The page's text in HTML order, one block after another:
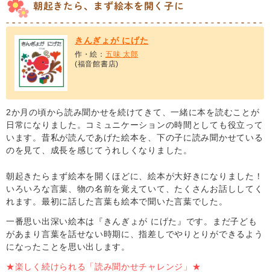
朝起きたら、まず絵本を開く子に
きんぎょが にげた
作・絵： 五味 太郎
(福音館書店)
2か月の頃から読み聞かせを続けてきて、一緒に本を読むことが
日常になりました。コミュニケーションの時間としても役立って
います。昔私が読んであげた絵本を、下の子に読み聞かせている
のを見て、成長を感じてうれしくなりました。
朝起きたらまず絵本を開くほどに、絵本が大好きになりました！
いろいろな言葉、物の名前を覚えていて、たくさんお話ししてく
れます。最初に話した言葉も絵本で聞いた言葉でした。
一番思い出深い絵本は『きんぎょが にげた』です。まだ子ども
があまり言葉を話せない時期に、指差しでやりとりができるよう
になったことを思い出します。
★楽しく続けられる「読み聞かせチャレンジ」★